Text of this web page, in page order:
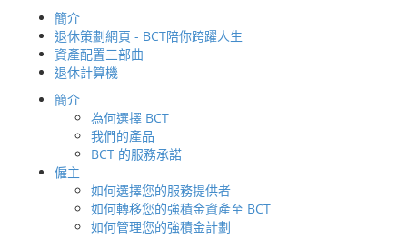
簡介
退休策劃網頁 - BCT陪你跨躍人生
資產配置三部曲
退休計算機
簡介
為何選擇 BCT
我們的產品
BCT 的服務承諾
僱主
如何選擇您的服務提供者
如何轉移您的強積金資產至 BCT
如何管理您的強積金計劃
轉移強積金資產至
BCT 的途徑
如何管理您的帳戶
定期作強積金檢討
投資策劃服務
退休策劃服務
基金資訊
基金選擇
基金價格